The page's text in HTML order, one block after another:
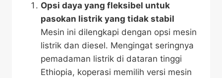
Opsi daya yang fleksibel untuk
pasokan listrik yang tidak stabil
Mesin ini dilengkapi dengan opsi mesin
listrik dan diesel. Mengingat seringnya
pemadaman listrik di dataran tinggi
Ethiopia, koperasi memilih versi mesin